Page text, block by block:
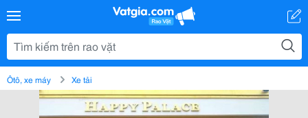
Ôtô, xe máy Xe tải